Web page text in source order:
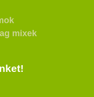
mixek